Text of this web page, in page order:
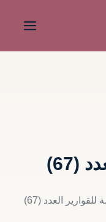
(67)
للقوارير العدد (67)